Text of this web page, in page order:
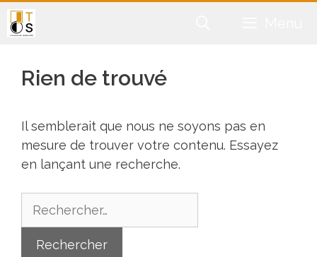
Aller
au
Rien de trouvé
Il semblerait que nous ne soyons pas en
mesure de trouver votre contenu. Essayez
en lançant une recherche.
Rechercher :